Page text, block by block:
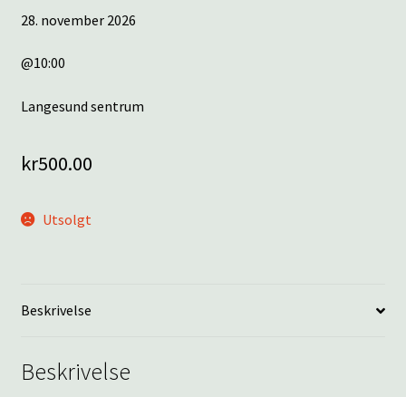
28. november 2026
@10:00
Langesund sentrum
kr500.00
Utsolgt
Beskrivelse
Beskrivelse